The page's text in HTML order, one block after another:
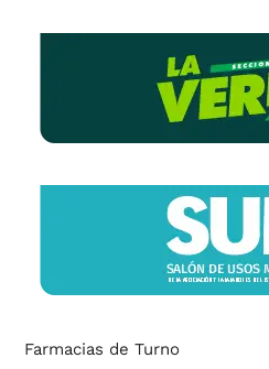
Farmacias de Turno